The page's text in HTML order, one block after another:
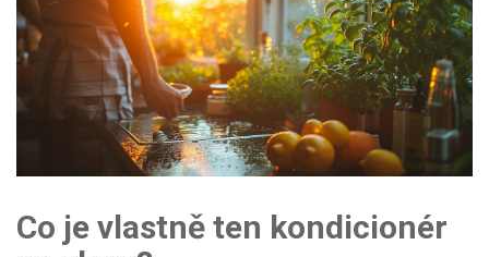
Co je vlastně ten kondicionér